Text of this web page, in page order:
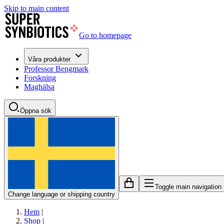
Skip to main content
Go to homepage
Våra produkter
Professor Bengmark
Forskning
Maghälsa
Öppna sök
Change language or shipping country
Toggle main navigation
Hem |
Shop |